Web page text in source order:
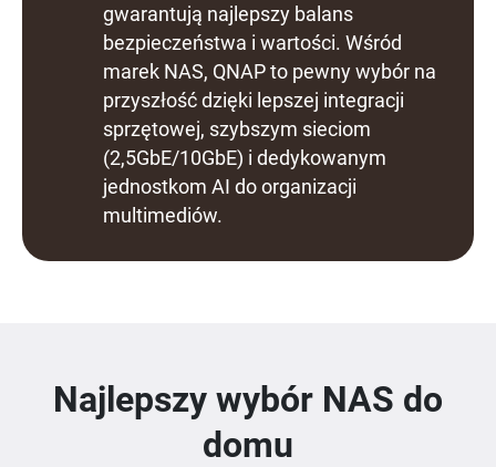
gwarantują najlepszy balans
bezpieczeństwa i wartości. Wśród
marek NAS, QNAP to pewny wybór na
przyszłość dzięki lepszej integracji
sprzętowej, szybszym sieciom
(2,5GbE/10GbE) i dedykowanym
jednostkom AI do organizacji
multimediów.
Najlepszy wybór NAS do
domu